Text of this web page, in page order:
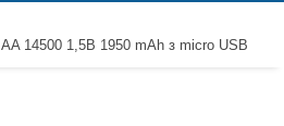
14500 1,5В 1950 mAh з micro USB